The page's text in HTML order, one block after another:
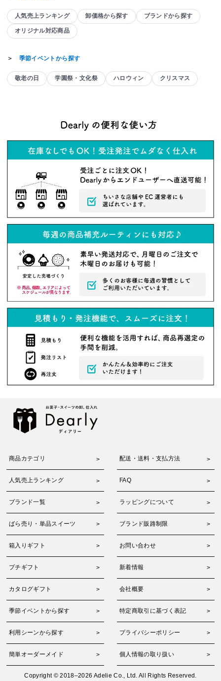
人気売上ランキング 卸価格から探す ブランドから探す
オリジナル対応商品
＞ 季節イベントから探す
敬老の日 学園祭・文化祭 ハロウィン クリスマス
商品カテゴリ 配送・送料・支払方法
人気売上ランキング FAQ
ブランド一覧 ラッピングについて
ばら売り・単品スイーツ ブランド販路制限
箱入りギフト お問い合わせ
プチギフト 新着情報
カタログギフト 会社概要
季節イベントから探す 特定商取引に基づく表記
利用シーンから探す プライバシーポリシー
簡単オーダーメイド 個人情報の取り扱い
Copyright © 2018–2026 Adelie Co., Ltd. All Rights Reserved.